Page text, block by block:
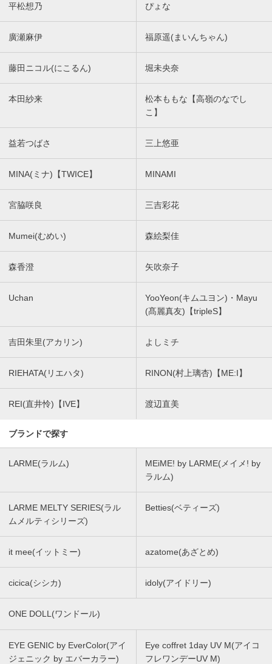
平松想乃 ぴょな
廣瀬麻伊 福原遥(まいんちゃん)
藤田ニコル(にこるん) 堀未央奈
本田紗来
松本ももな【高嶺のなでし
こ】
益若つばさ 三上悠亜
MINA(ミナ)【TWICE】 MINAMI
宮脇咲良 三吉彩花
Mumei(むめい) 森絵梨佳
森香澄 矢吹奈子
Uchan
YooYeon(キムユヨン)・Mayu
(髙麗真友)【tripleS】
吉田朱里(アカリン) よしミチ
RIEHATA(リエハタ) RINON(村上璃杏)【ME:I】
REI(直井怜)【IVE】 渡辺直美
ブランドで探す
LARME(ラルム)
MEiME! by LARME(メイメ! by
ラルム)
LARME MELTY SERIES(ラル
ムメルティシリーズ)
Betties(ベティーズ)
it mee(イットミー) azatome(あざとめ)
cicica(シシカ) idoly(アイドリー)
ONE DOLL(ワンドール)
EYE GENIC by EverColor(アイ
ジェニック by エバーカラー)
Eye coffret 1day UV M(アイコ
フレワンデーUV M)